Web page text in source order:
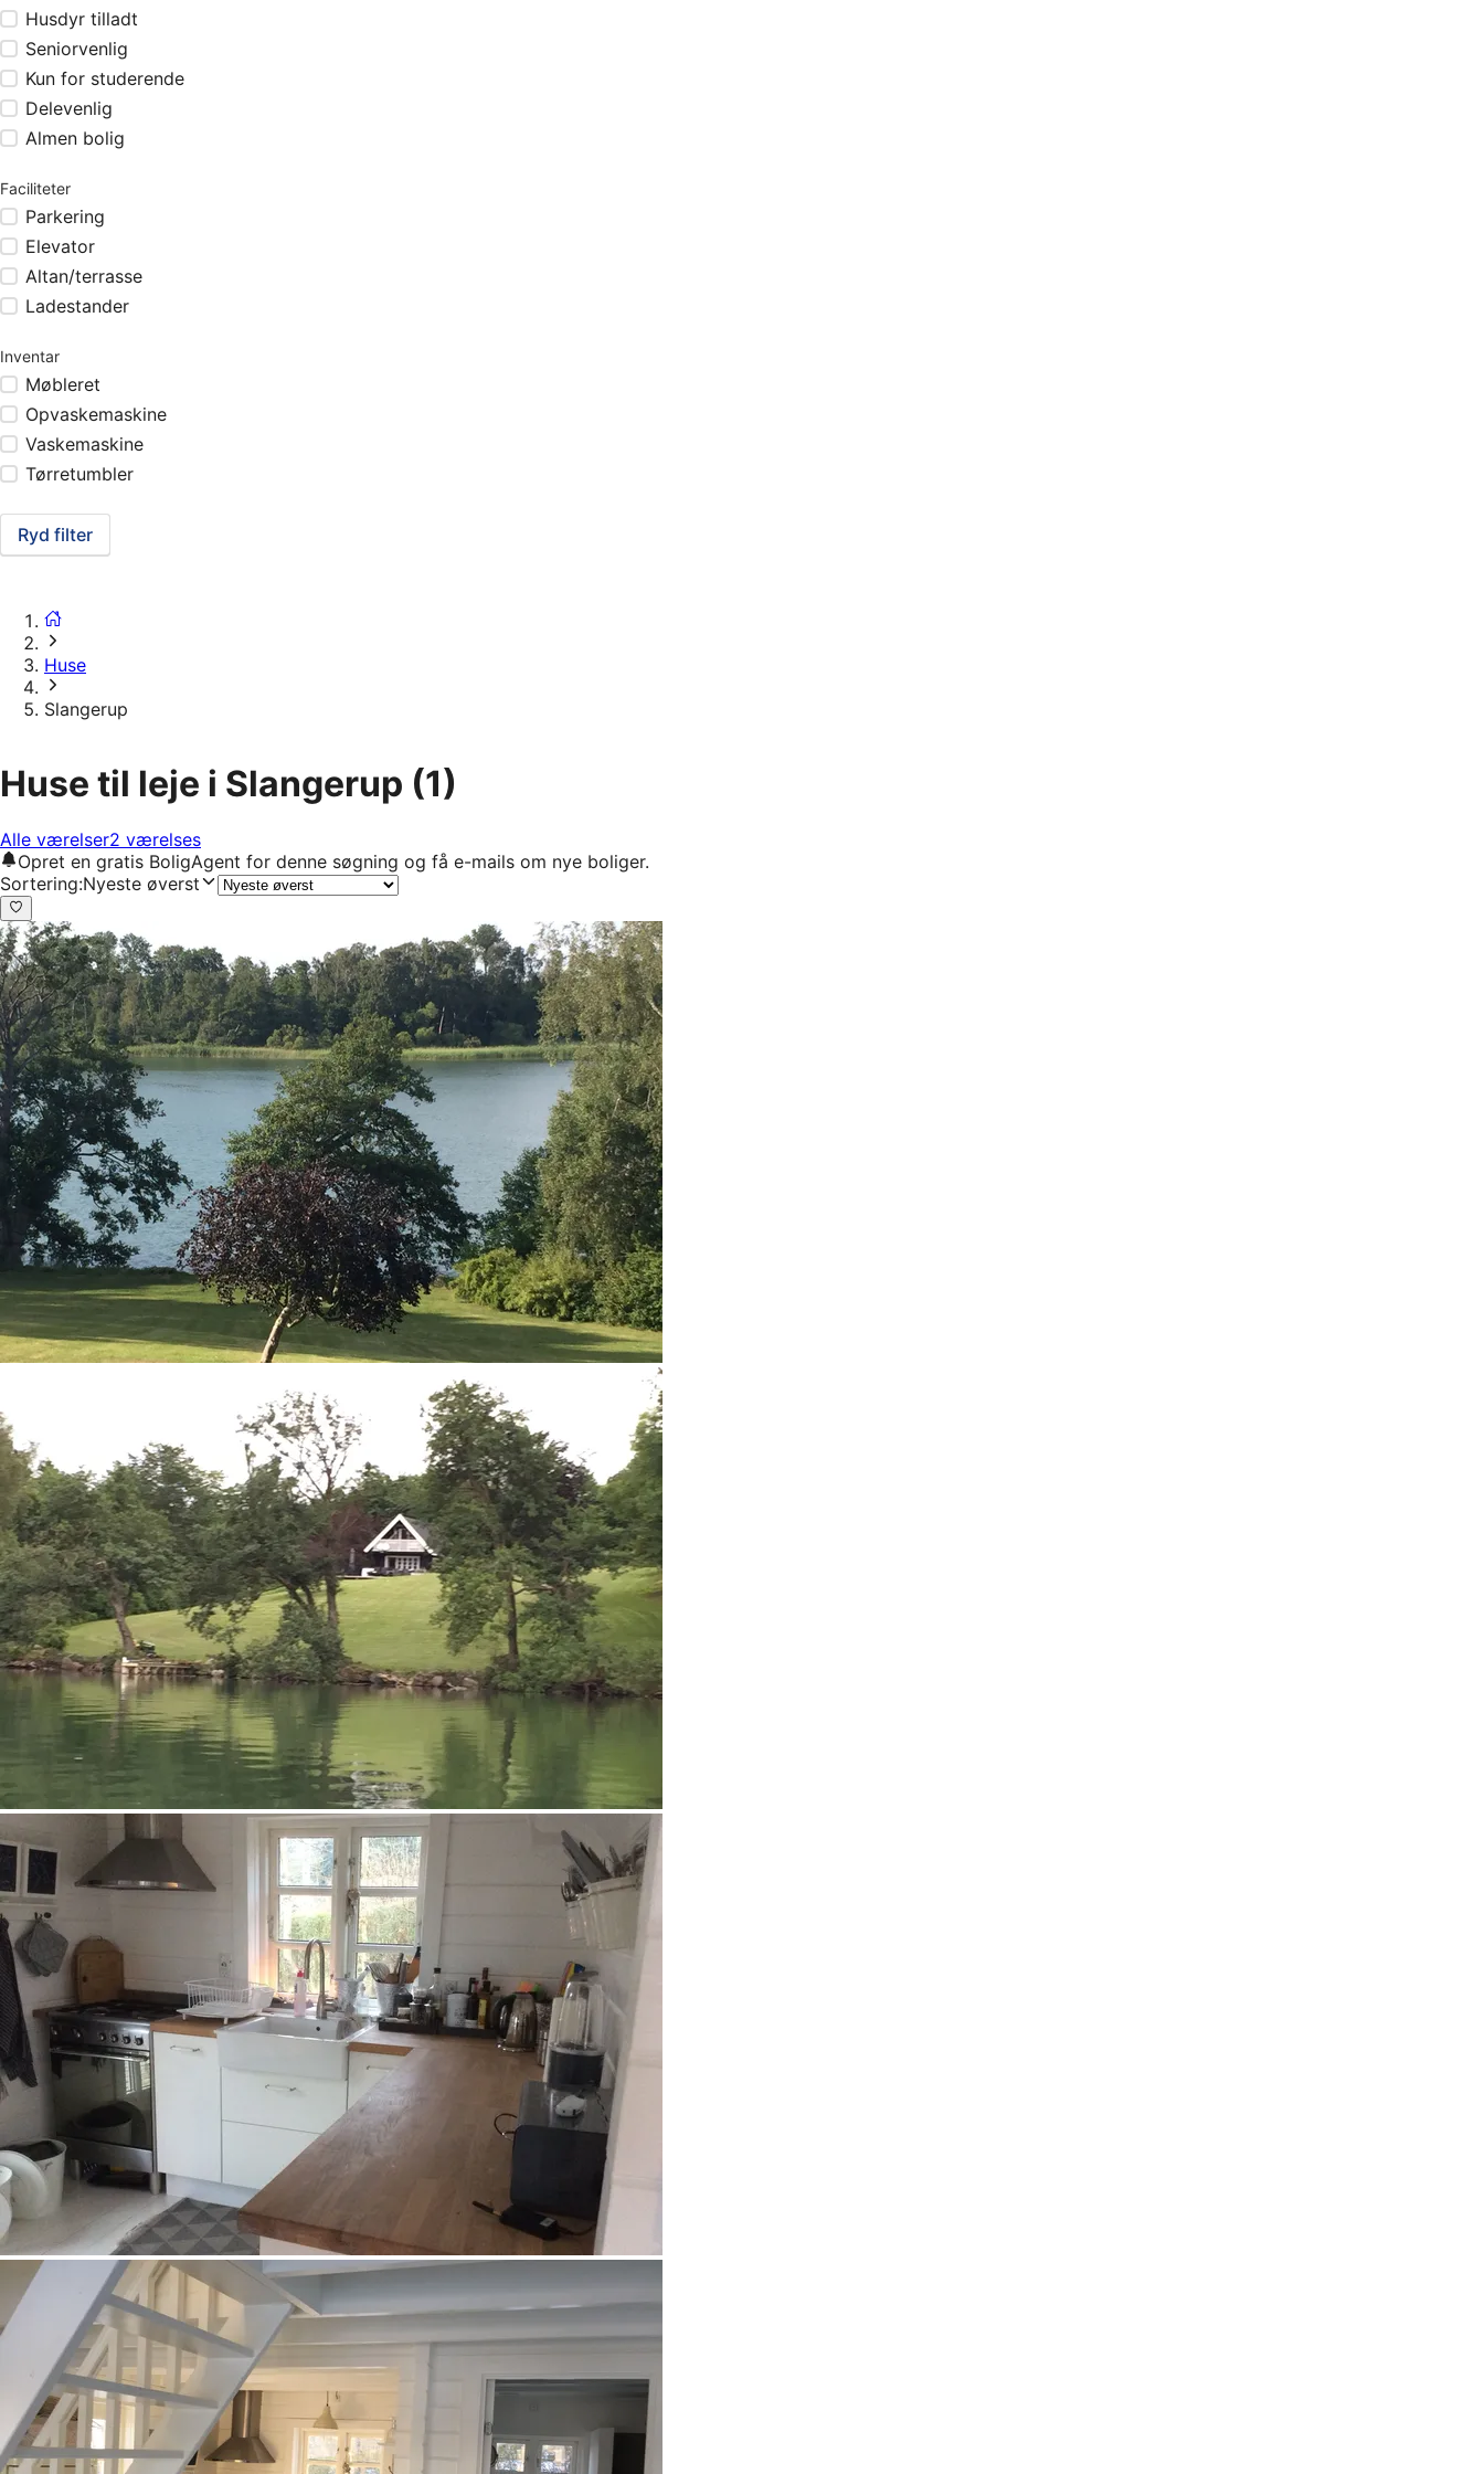
Husdyr tilladt
Seniorvenlig
Kun for studerende
Delevenlig
Almen bolig
Faciliteter
Parkering
Elevator
Altan/terrasse
Ladestander
Inventar
Møbleret
Opvaskemaskine
Vaskemaskine
Tørretumbler
Ryd filter
Huse
Slangerup
Huse til leje i Slangerup (1)
Alle værelser2 værelses
Opret en gratis BoligAgent for denne søgning og få e-mails om nye boliger.
Sortering:Nyeste øverst